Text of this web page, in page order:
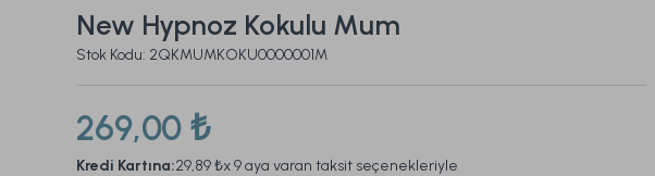
New Hypnoz Kokulu Mum
Stok Kodu: 2QKMUMKOKU0000001M
269,00 ₺
Kredi Kartına:29,89 ₺x 9 aya varan taksit seçenekleriyle